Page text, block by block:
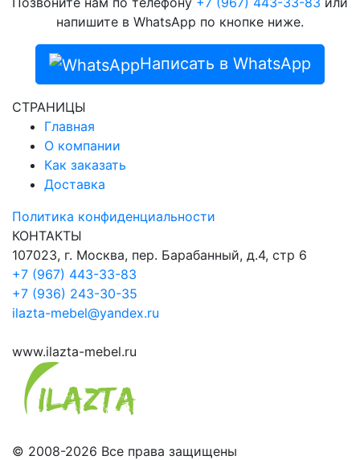
напишите в WhatsApp по кнопке ниже.
Написать в WhatsApp
СТРАНИЦЫ
Главная
О компании
Как заказать
Доставка
Политика конфиденциальности
КОНТАКТЫ
107023, г. Москва, пер. Барабанный, д.4, стр 6
+7 (967) 443-33-83
+7 (936) 243-30-35
ilazta-mebel@yandex.ru
www.ilazta-mebel.ru
© 2008-2026 Все права защищены